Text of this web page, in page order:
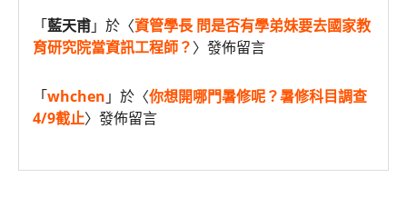
「藍天甫」於〈資管學長 問是否有學弟妹要去國家教
育研究院當資訊工程師？〉發佈留言
「whchen 」於〈你想開哪門暑修呢？暑修科目調查
4/9截止〉發佈留言